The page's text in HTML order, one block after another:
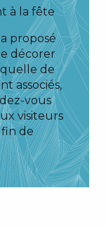
à la fête
proposé
décorer
de
associés,
vous
visiteurs
de